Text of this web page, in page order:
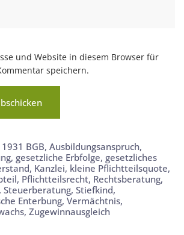
und Website in diesem Browser für
speichern.
1931 BGB, Ausbildungsanspruch,
, gesetzliche Erbfolge, gesetzliches
, Kanzlei, kleine Pflichtteilsquote,
, Pflichtteilsrecht, Rechtsberatung,
, Steuerberatung, Stiefkind,
Enterbung, Vermächtnis,
, Zugewinnausgleich